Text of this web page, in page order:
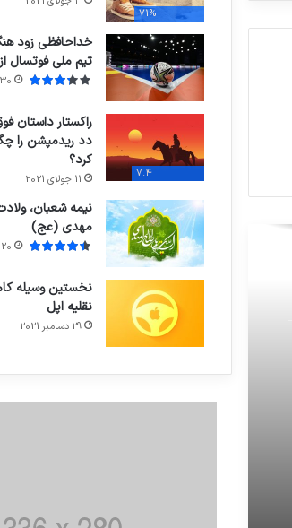
71%
خداحافظی زود
تیم ملی فوتسال
30 سپتامبر 2021
7.4
راکستار داستان
دد ریدمپشن را
کرد؟
11 جولای 2021
نیمه شعبان،
مهدی (عج)
20 نوامبر 2021
نخستین وسیله
نقلیه اپل
29 دسامبر 2021